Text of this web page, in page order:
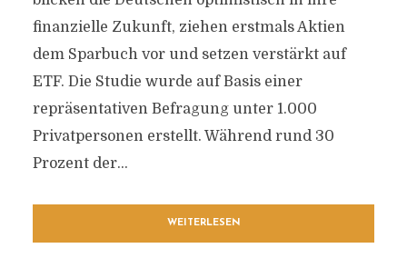
finanzielle Zukunft, ziehen erstmals Aktien
dem Sparbuch vor und setzen verstärkt auf
ETF. Die Studie wurde auf Basis einer
repräsentativen Befragung unter 1.000
Privatpersonen erstellt. Während rund 30
Prozent der...
WEITERLESEN